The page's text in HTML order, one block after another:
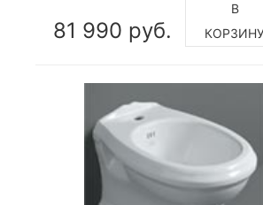
81 990 руб.
В
КОРЗИНУ